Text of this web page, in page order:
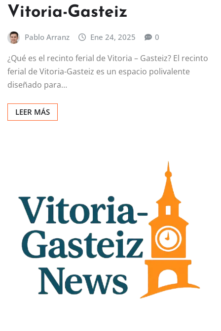
Vitoria-Gasteiz
Pablo Arranz Ene 24, 2025 0
¿Qué es el recinto ferial de Vitoria – Gasteiz? El recinto
ferial de Vitoria-Gasteiz es un espacio polivalente
diseñado para…
LEER MÁS